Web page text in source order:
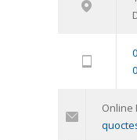
trẻ vị thành
tâm lý
Online